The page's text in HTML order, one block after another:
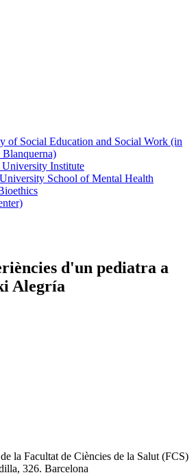
of Social Education and Social Work (in
Institute
School of Mental Health
d'un pediatra a
Alegría
la Facultat de Ciències de la Salut (FCS)
326. Barcelona